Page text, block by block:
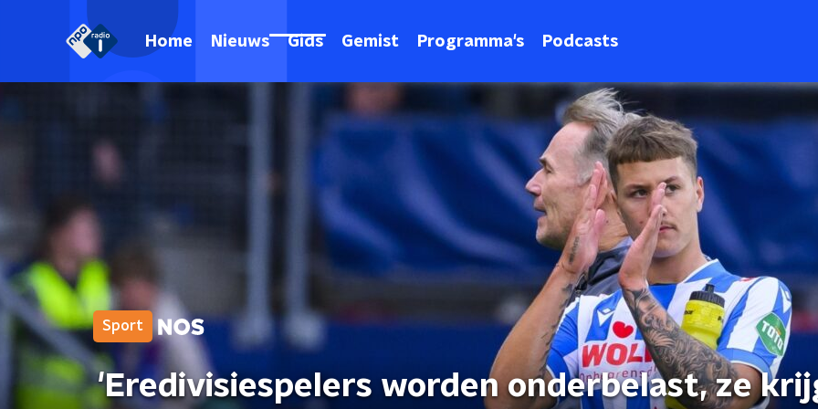
Home Nieuws Gids Gemist Programma's Podcasts
Sport
'Eredivisiespelers worden onderbelast, ze